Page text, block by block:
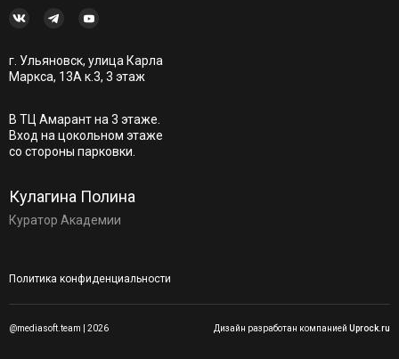
г. Ульяновск, улица Карла
Маркса, 13А к.3, 3 этаж
В ТЦ Амарант на 3 этаже.
Вход на цокольном этаже
со стороны парковки.
Кулагина Полина
Куратор Академии
@mediasoft.team | 2026
Политика конфиденциальности
Дизайн разработан компанией Uprock.ru